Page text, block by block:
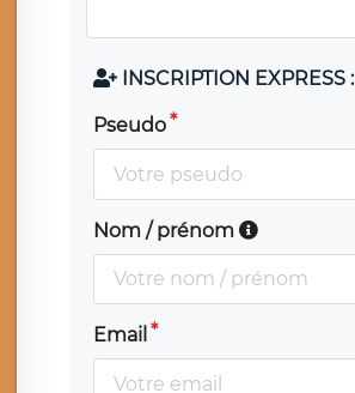
INSCRIPTION EXPRESS :
Pseudo
Nom / prénom
Email